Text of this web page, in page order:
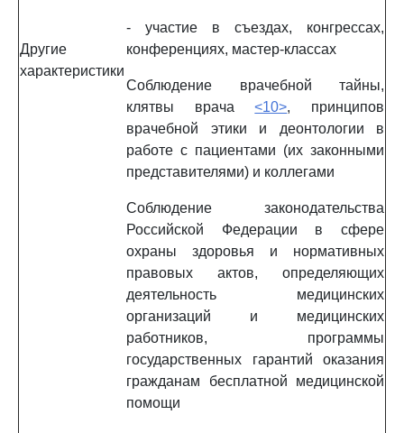
Другие
характеристики
- участие в съездах, конгрессах,
конференциях, мастер-классах
Соблюдение врачебной тайны,
клятвы врача<10>, принципов
врачебной этики и деонтологии в
работе с пациентами (их законными
представителями) и коллегами
Соблюдение законодательства
Российской Федерации в сфере
охраны здоровья и нормативных
правовых актов, определяющих
деятельность медицинских
организаций и медицинских
работников, программы
государственных гарантий оказания
гражданам бесплатной медицинской
помощи